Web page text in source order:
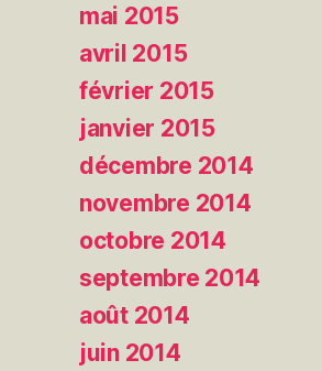
mai 2015
avril 2015
février 2015
janvier 2015
décembre 2014
novembre 2014
octobre 2014
septembre 2014
août 2014
juin 2014